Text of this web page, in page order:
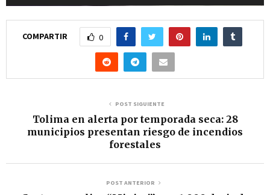
COMPARTIR 0
POST SIGUIENTE
Tolima en alerta por temporada seca: 28
municipios presentan riesgo de incendios
forestales
POST ANTERIOR